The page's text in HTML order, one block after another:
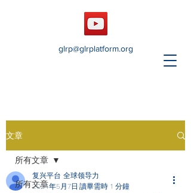
glrp@glrplatform.org
文章
所有文章
所有文章
复兴平台 全球领导力
2024年5月7日 讀畢需時 1 分鐘